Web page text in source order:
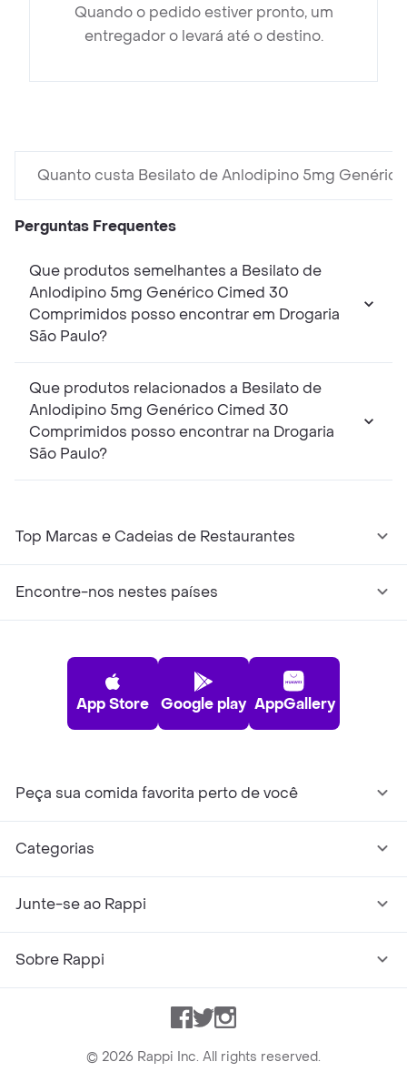
Quando o pedido estiver pronto, um
entregador o levará até o destino.
Quanto custa Besilato de Anlodipino 5mg
Perguntas Frequentes
Que produtos semelhantes a Besilato de
Anlodipino 5mg Genérico Cimed 30
Comprimidos posso encontrar em Drogaria
São Paulo?
Que produtos relacionados a Besilato de
Anlodipino 5mg Genérico Cimed 30
Comprimidos posso encontrar na Drogaria
São Paulo?
Top Marcas e Cadeias de Restaurantes
Encontre-nos nestes países
App Store Google play AppGallery
Peça sua comida favorita perto de você
Categorias
Junte-se ao Rappi
Sobre Rappi
Facebook
TwitterInstagram
© 2026 Rappi Inc. All rights reserved.